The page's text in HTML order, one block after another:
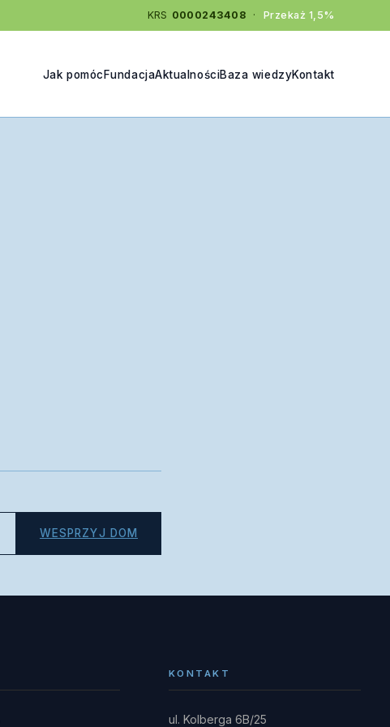
KRS 0000243408 · Przekaż 1,5%
Jak pomóc FundacjaAktualnościBaza wiedzyKontakt
WESPRZYJ DOM
KONTAKT
ul. Kolberga 6B/25